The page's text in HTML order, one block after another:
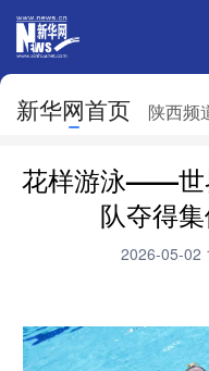
新华网首页 陕西频
北京 天津
吉林
山东 河南
花样游泳——世
队夺得
2026-05-02